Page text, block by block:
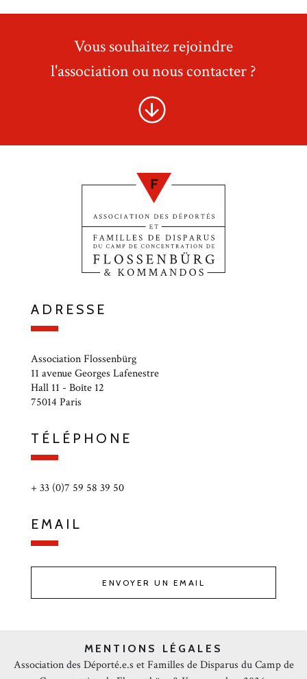
Vous souhaitez rejoindre
l'association ou nous contacter ?
ADRESSE
Association Flossenbürg
11 avenue Georges Lafenestre
Hall 11 - Boîte 12
75014 Paris
TÉLÉPHONE
+ 33 (0)7 59 58 39 50
EMAIL
ENVOYER UN EMAIL
MENTIONS LÉGALES
Association des Déporté.e.s et Familles de Disparus du Camp de